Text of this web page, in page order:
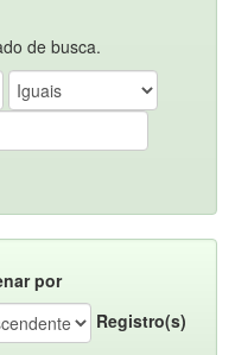
de busca.
por
Registro(s)